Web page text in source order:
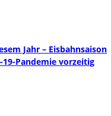
Jahr – Eisbahnsaison
19-Pandemie vorzeitig